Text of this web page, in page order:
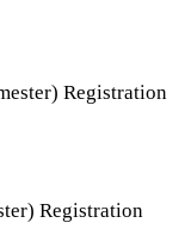
Registration
Registration